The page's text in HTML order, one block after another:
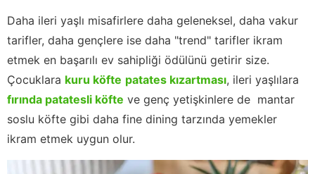
Daha ileri yaşlı misafirlere daha geleneksel, daha vakur
tarifler, daha gençlere ise daha "trend" tarifler ikram
etmek en başarılı ev sahipliği ödülünü getirir size.
Çocuklara kuru köfte patates kızartması, ileri yaşlılara
fırında patatesli köfte ve genç yetişkinlere de mantar
soslu köfte gibi daha fine dining tarzında yemekler
ikram etmek uygun olur.